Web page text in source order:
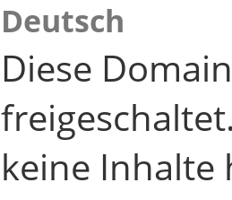
Deutsch
Diese
keine Inhalte